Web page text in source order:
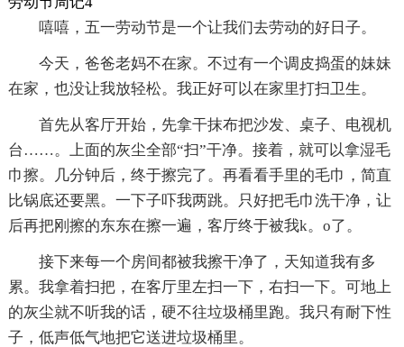
嘻嘻，五一劳动节是一个让我们去劳动的好日子。
今天，爸爸老妈不在家。不过有一个调皮捣蛋的妹妹
在家，也没让我放轻松。我正好可以在家里打扫卫生。
首先从客厅开始，先拿干抹布把沙发、桌子、电视机
台……。上面的灰尘全部“扫”干净。接着，就可以拿湿毛
巾擦。几分钟后，终于擦完了。再看看手里的毛巾，简直
比锅底还要黑。一下子吓我两跳。只好把毛巾洗干净，让
后再把刚擦的东东在擦一遍，客厅终于被我k。o了。
接下来每一个房间都被我擦干净了，天知道我有多
累。我拿着扫把，在客厅里左扫一下，右扫一下。可地上
的灰尘就不听我的话，硬不往垃圾桶里跑。我只有耐下性
子，低声低气地把它送进垃圾桶里。